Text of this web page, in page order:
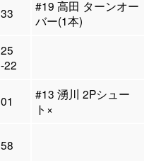
#19 高田 ターンオー
バー(1本)
22
#13 湧川 2Pシュー
ト×